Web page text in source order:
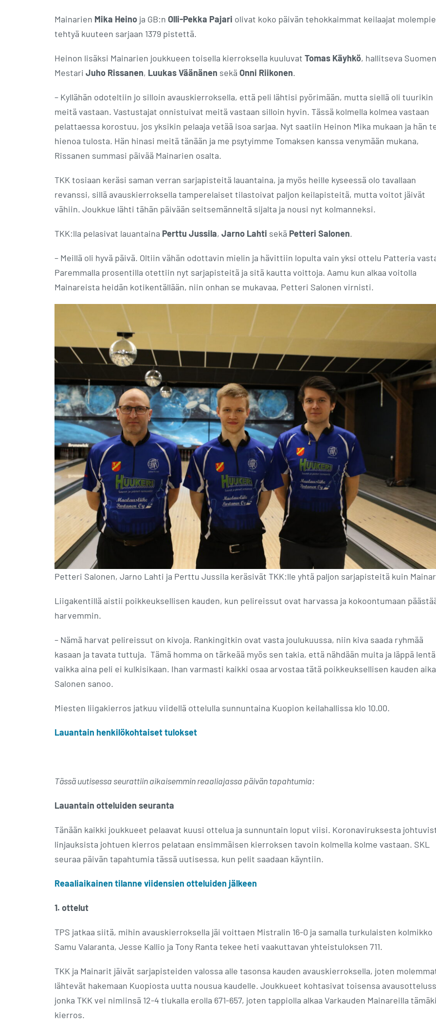
Mainarien Mika Heino ja GB:n Olli-Pekka Pajari olivat koko päivän tehokkaimmat keilaajat
tehtyä kuuteen sarjaan 1379 pistettä.
Heinon lisäksi Mainarien joukkueen toisella kierroksella kuuluvat Tomas Käyhkö, hallitseva Suomen
Mestari Juho Rissanen, Luukas Väänänen sekä Onni Riikonen.
– Kyllähän odoteltiin jo silloin avauskierroksella, että peli lähtisi pyörimään, mutta siellä oli tuurikin
meitä vastaan. Vastustajat onnistuivat meitä vastaan silloin hyvin. Tässä kolmella kolmea vastaan
pelattaessa korostuu, jos yksikin pelaaja vetää isoa sarjaa. Nyt saatiin Heinon Mika mukaan ja hän
hienoa tulosta. Hän hinasi meitä tänään ja me psytyimme Tomaksen kanssa venymään mukana,
Rissanen summasi päivää Mainarien osalta.
TKK tosiaan keräsi saman verran sarjapisteitä lauantaina, ja myös heille kyseessä olo tavallaan
revanssi, sillä avauskierroksella tamperelaiset tilastoivat paljon keilapisteitä, mutta voitot jäivät
vähiin. Joukkue lähti tähän päivään seitsemänneltä sijalta ja nousi nyt kolmanneksi.
TKK:lla pelasivat lauantaina Perttu Jussila, Jarno Lahti sekä Petteri Salonen.
– Meillä oli hyvä päivä. Oltiin vähän odottavin mielin ja hävittiin lopulta vain yksi ottelu Patteria
Paremmalla prosentilla otettiin nyt sarjapisteitä ja sitä kautta voittoja. Aamu kun alkaa voitolla
Mainareista heidän kotikentällään, niin onhan se mukavaa, Petteri Salonen virnisti.
Petteri Salonen, Jarno Lahti ja Perttu Jussila keräsivät TKK:lle yhtä paljon sarjapisteitä kuin
Liigakentillä aistii poikkeuksellisen kauden, kun pelireissut ovat harvassa ja kokoontumaan
harvemmin.
– Nämä harvat pelireissut on kivoja. Rankingitkin ovat vasta joulukuussa, niin kiva saada ryhmää
kasaan ja tavata tuttuja. Tämä homma on tärkeää myös sen takia, että nähdään muita ja läppä
vaikka aina peli ei kulkisikaan. Ihan varmasti kaikki osaa arvostaa tätä poikkeuksellisen kauden
Salonen sanoo.
Miesten liigakierros jatkuu viidellä ottelulla sunnuntaina Kuopion keilahallissa klo 10.00.
Lauantain henkilökohtaiset tulokset
Tässä uutisessa seurattiin aikaisemmin reaaliajassa päivän tapahtumia:
Lauantain otteluiden seuranta
Tänään kaikki joukkueet pelaavat kuusi ottelua ja sunnuntain loput viisi. Koronaviruksesta
linjauksista johtuen kierros pelataan ensimmäisen kierroksen tavoin kolmella kolme vastaan. SKL
seuraa päivän tapahtumia tässä uutisessa, kun pelit saadaan käyntiin.
Reaaliaikainen tilanne viidensien otteluiden jälkeen
1. ottelut
TPS jatkaa siitä, mihin avauskierroksella jäi voittaen Mistralin 16-0 ja samalla turkulaisten kolmikko
Samu Valaranta, Jesse Kallio ja Tony Ranta tekee heti vaakuttavan yhteistuloksen 711.
TKK ja Mainarit jäivät sarjapisteiden valossa alle tasonsa kauden avauskierroksella, joten
lähtevät hakemaan Kuopiosta uutta nousua kaudelle. Joukkueet kohtasivat toisensa
jonka TKK vei nimiinsä 12-4 tiukalla erolla 671-657, joten tappiolla alkaa Varkauden Mainareilla
kierros.